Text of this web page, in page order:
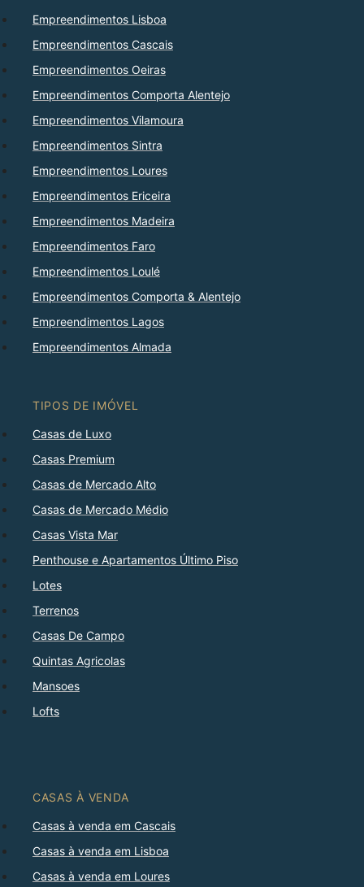
Empreendimentos Lisboa
Empreendimentos Cascais
Empreendimentos Oeiras
Empreendimentos Comporta Alentejo
Empreendimentos Vilamoura
Empreendimentos Sintra
Empreendimentos Loures
Empreendimentos Ericeira
Empreendimentos Madeira
Empreendimentos Faro
Empreendimentos Loulé
Empreendimentos Comporta & Alentejo
Empreendimentos Lagos
Empreendimentos Almada
TIPOS DE IMÓVEL
Casas de Luxo
Casas Premium
Casas de Mercado Alto
Casas de Mercado Médio
Casas Vista Mar
Penthouse e Apartamentos Último Piso
Lotes
Terrenos
Casas De Campo
Quintas Agricolas
Mansoes
Lofts
CASAS À VENDA
Casas à venda em Cascais
Casas à venda em Lisboa
Casas à venda em Loures